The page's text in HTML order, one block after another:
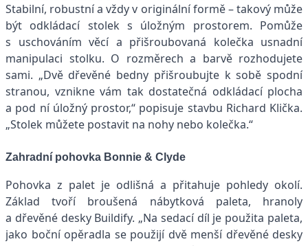
Stabilní, robustní a vždy v originální formě – takový může
být odkládací stolek s úložným prostorem. Pomůže
s uschováním věcí a přišroubovaná kolečka usnadní
manipulaci stolku. O rozměrech a barvě rozhodujete
sami. „Dvě dřevěné bedny přišroubujte k sobě spodní
stranou, vznikne vám tak dostatečná odkládací plocha
a pod ní úložný prostor,“ popisuje stavbu Richard Klička.
„Stolek můžete postavit na nohy nebo kolečka.“
Zahradní pohovka Bonnie & Clyde
Pohovka z palet je odlišná a přitahuje pohledy okolí.
Základ tvoří broušená nábytková paleta, hranoly
a dřevěné desky Buildify. „Na sedací díl je použita paleta,
jako boční opěradla se použijí dvě menší dřevěné desky